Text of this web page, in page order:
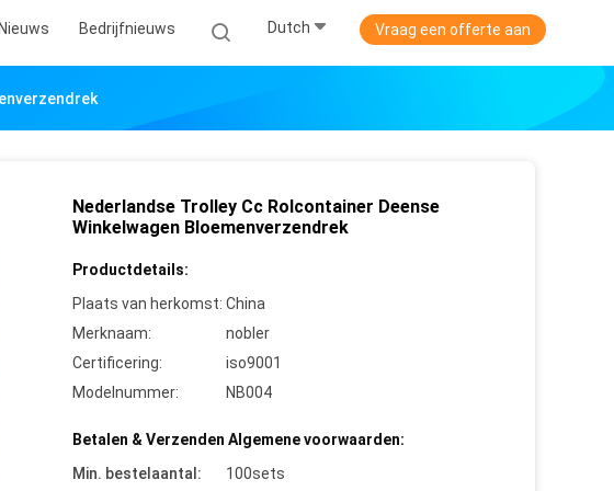
Nieuws Bedrijfnieuws Dutch Vraag een offerte aan
Nederlandse Trolley Cc Rolcontainer Deense
Winkelwagen Bloemenverzendrek
Productdetails:
Plaats van herkomst: China
Merknaam:
nobler
Certificering:
iso9001
Modelnummer:
NB004
Betalen & Verzenden Algemene voorwaarden:
Min. bestelaantal:
100sets